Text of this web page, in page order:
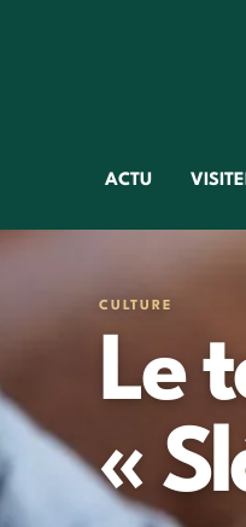
ACTU
CULTURE
Le
«